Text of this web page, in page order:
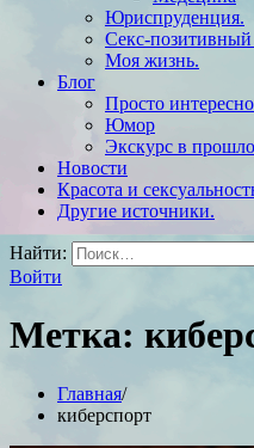
Юриспруденция.
Секс-
Моя жизнь.
Блог
Просто
Юмор
Экскурс в
Новости
Красота и
Другие источники.
Найти:
Войти
Метка:
Главная
киберспорт